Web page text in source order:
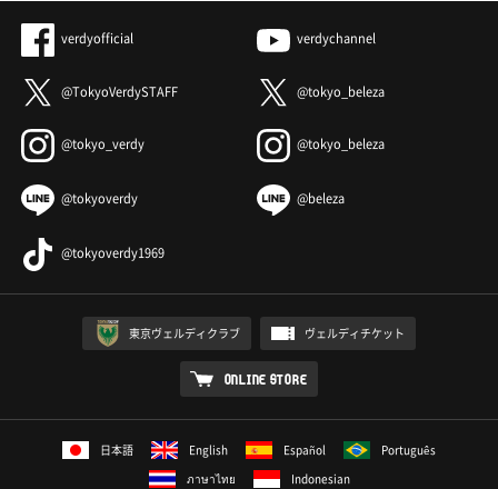
verdyofficial verdychannel
@TokyoVerdySTAFF @tokyo_beleza
@tokyo_verdy @tokyo_beleza
@tokyoverdy @beleza
@tokyoverdy1969
東京ヴェルディクラブ ヴェルディチケット
ONLINE STORE
日本語 English Español
Português
ภาษาไทย
Indonesian